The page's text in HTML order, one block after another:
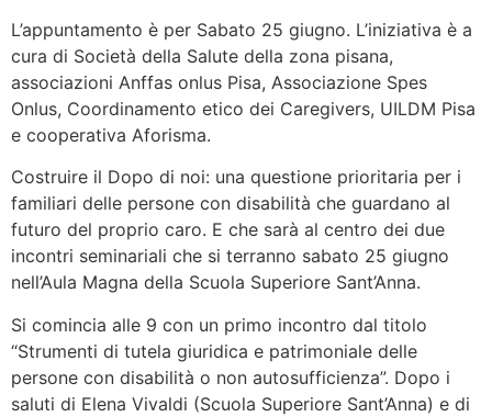
L’appuntamento è per Sabato 25 giugno. L’iniziativa è a
cura di Società della Salute della zona pisana,
associazioni Anffas onlus Pisa, Associazione Spes
Onlus, Coordinamento etico dei Caregivers, UILDM Pisa
e cooperativa Aforisma.
Costruire il Dopo di noi: una questione prioritaria per i
familiari delle persone con disabilità che guardano al
futuro del proprio caro. E che sarà al centro dei due
incontri seminariali che si terranno sabato 25 giugno
nell’Aula Magna della Scuola Superiore Sant’Anna.
Si comincia alle 9 con un primo incontro dal titolo
“Strumenti di tutela giuridica e patrimoniale delle
persone con disabilità o non autosufficienza”. Dopo i
saluti di Elena Vivaldi (Scuola Superiore Sant’Anna) e di